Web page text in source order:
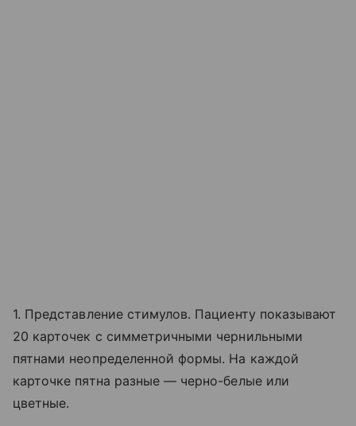
1. Представление стимулов. Пациенту показывают
20 карточек с симметричными чернильными
пятнами неопределенной формы. На каждой
карточке пятна разные — черно-белые или
цветные.